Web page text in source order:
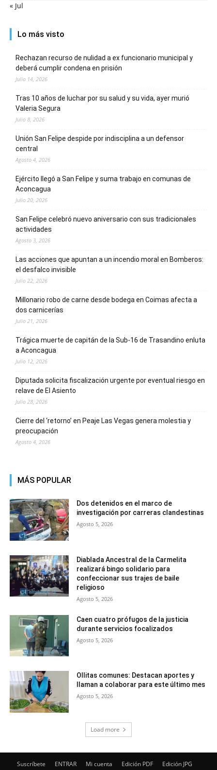
« Jul
Lo más visto
Rechazan recurso de nulidad a ex funcionario municipal y
deberá cumplir condena en prisión
Julio 14, 2026
Tras 10 años de luchar por su salud y su vida, ayer murió
Valeria Segura
Julio 8, 2026
Unión San Felipe despide por indisciplina a un defensor
central
Agosto 4, 2026
Ejército llegó a San Felipe y suma trabajo en comunas de
Aconcagua
Julio 20, 2026
San Felipe celebró nuevo aniversario con sus tradicionales
actividades
Agosto 3, 2026
Las acciones que apuntan a un incendio moral en Bomberos:
el desfalco invisible
Julio 22, 2026
Millonario robo de carne desde bodega en Coimas afecta a
dos carnicerías
Julio 21, 2026
Trágica muerte de capitán de la Sub-16 de Trasandino enluta
a Aconcagua
Julio 12, 2026
Diputada solicita fiscalización urgente por eventual riesgo en
relave de El Asiento
Julio 28, 2026
Cierre del ‘retorno’ en Peaje Las Vegas genera molestia y
preocupación
Agosto 4, 2026
MÁS POPULAR
Dos detenidos en el marco de
investigación por carreras clandestinas
Agosto 5, 2026
Diablada Ancestral de la Carmelita
realizará bingo solidario para
confeccionar sus trajes de baile
religioso
Agosto 5, 2026
Caen cuatro prófugos de la justicia
durante servicios focalizados
Agosto 5, 2026
Ollitas comunes: Destacan aportes y
llaman a colaborar para este último mes
Agosto 5, 2026
Load more
Suscríbete ENTRAR Mi cuenta Edición PDF
Edición JPG